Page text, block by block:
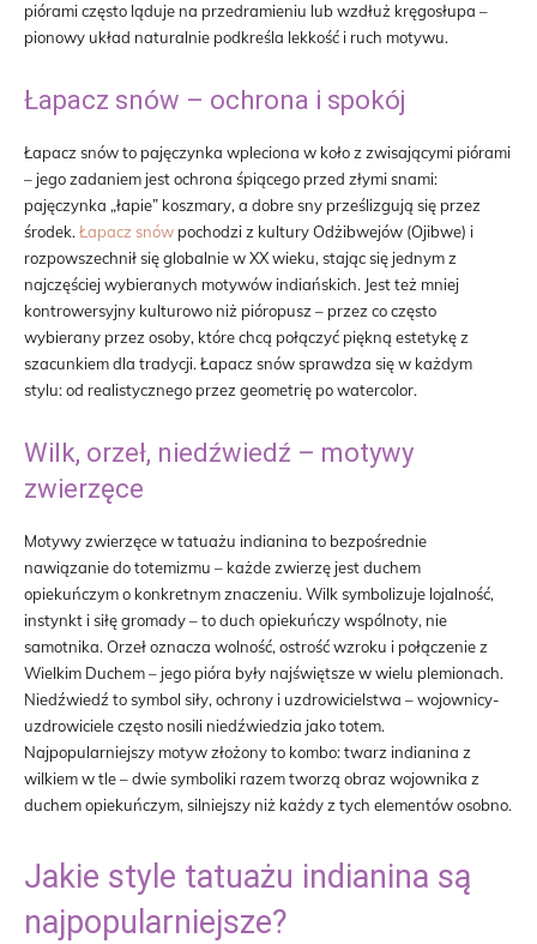
piórami często ląduje na przedramieniu lub wzdłuż kręgosłupa –
pionowy układ naturalnie podkreśla lekkość i ruch motywu.
Łapacz snów – ochrona i spokój
Łapacz snów to pajęczynka wpleciona w koło z zwisającymi piórami
– jego zadaniem jest ochrona śpiącego przed złymi snami:
pajęczynka „łapie” koszmary, a dobre sny prześlizgują się przez
środek.Łapacz snów pochodzi z kultury Odżibwejów (Ojibwe) i
rozpowszechnił się globalnie w XX wieku, stając się jednym z
najczęściej wybieranych motywów indiańskich. Jest też mniej
kontrowersyjny kulturowo niż pióropusz – przez co często
wybierany przez osoby, które chcą połączyć piękną estetykę z
szacunkiem dla tradycji. Łapacz snów sprawdza się w każdym
stylu: od realistycznego przez geometrię po watercolor.
Wilk, orzeł, niedźwiedź – motywy
zwierzęce
Motywy zwierzęce w tatuażu indianina to bezpośrednie
nawiązanie do totemizmu – każde zwierzę jest duchem
opiekuńczym o konkretnym znaczeniu. Wilk symbolizuje lojalność,
instynkt i siłę gromady – to duch opiekuńczy wspólnoty, nie
samotnika. Orzeł oznacza wolność, ostrość wzroku i połączenie z
Wielkim Duchem – jego pióra były najświętsze w wielu plemionach.
Niedźwiedź to symbol siły, ochrony i uzdrowicielstwa – wojownicy-
uzdrowiciele często nosili niedźwiedzia jako totem.
Najpopularniejszy motyw złożony to kombo: twarz indianina z
wilkiem w tle – dwie symboliki razem tworzą obraz wojownika z
duchem opiekuńczym, silniejszy niż każdy z tych elementów osobno.
Jakie style tatuażu indianina są
najpopularniejsze?